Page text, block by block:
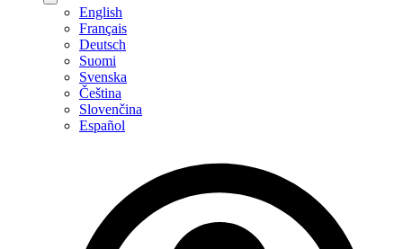
English
Français
Deutsch
Suomi
Svenska
Čeština
Slovenčina
Español